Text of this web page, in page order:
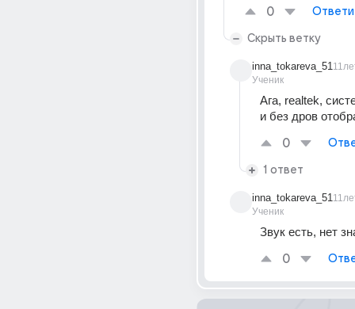
0
Скрыть ветку
inna_tokareva_51
Ученик
Ага, realtek,
и без дров
0
1 ответ
inna_tokareva_51
Ученик
Звук есть, нет
0